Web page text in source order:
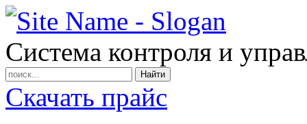
Система контроля и
Найти
Скачать прайс